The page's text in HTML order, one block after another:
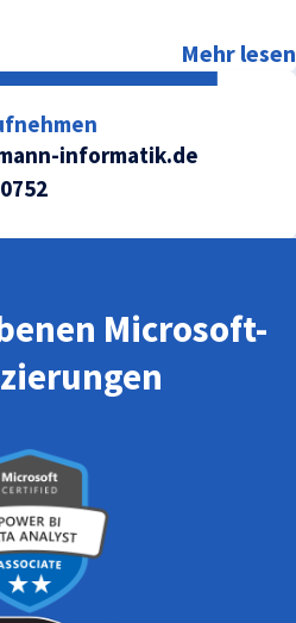
Mehr lesen
informatik.de
Microsoft-